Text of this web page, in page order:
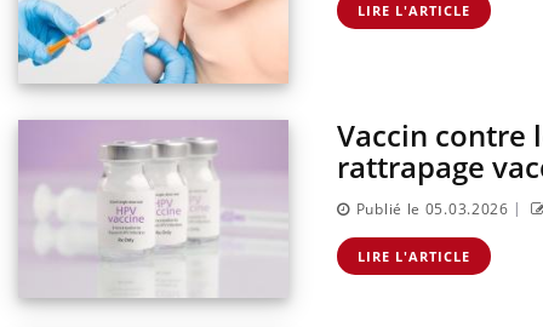
LIRE L'ARTICLE
Vaccin contre
rattrapage
Publié le 05.03.2026 |
LIRE L'ARTICLE